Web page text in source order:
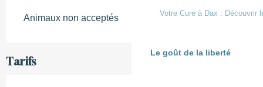
Votre Cure à Dax : Découvrir
Le goût de la liberté
Animaux non acceptés
Tarifs